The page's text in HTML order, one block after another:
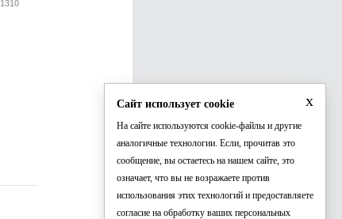
1310
x
Сайт использует cookie
На сайте используются cookie-файлы и другие
аналогичные технологии. Если, прочитав это
сообщение, вы остаетесь на нашем сайте, это
означает, что вы не возражаете против
использования этих технологий и предоставляете
согласие на обработку ваших персональных